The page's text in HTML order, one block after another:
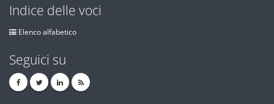
Indice delle voci
Elenco alfabetico
Seguici su